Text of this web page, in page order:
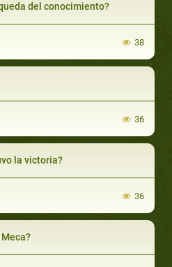
del conocimiento?
38
36
la victoria?
36